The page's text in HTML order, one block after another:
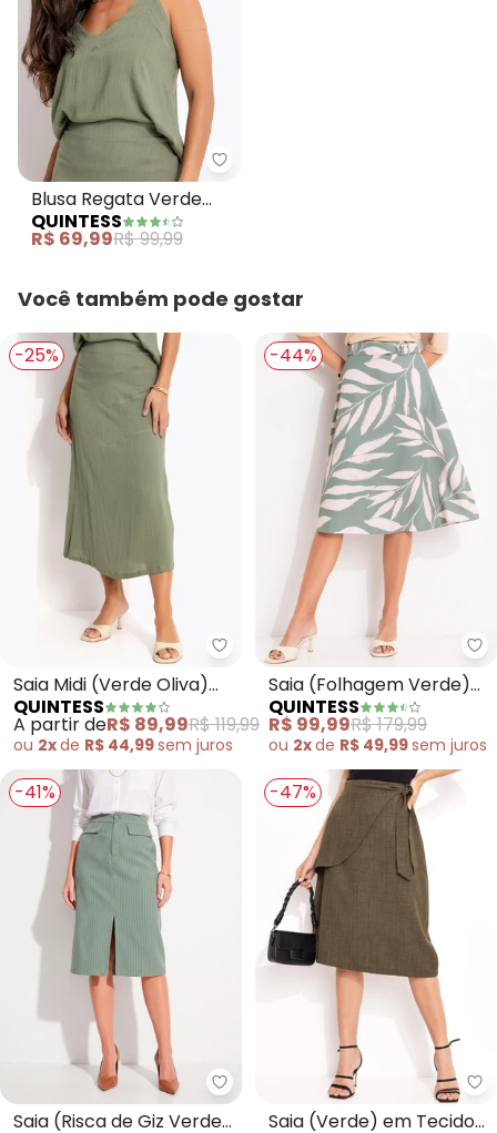
Quintess - Blusa Regata Verde
Blusa Regata Verde
Oliva em Viscose Plana
QUINTESS
R$ 69,99R$ 99,99
Você também pode gostar
-25%
Quintess - Saia Midi (Verde
Saia Midi (Verde Oliva)
em Viscose Plana
QUINTESS
A partir deR$ 89,99R$ 119,99
ou 2xde R$ 44,99sem juros
-44%
Saia (Folhagem Verde)
em Tecido Plano
Creponado
QUINTESS
R$ 99,99R$ 179,99
ou 2xde R$ 49,99sem juros
-41%
Quintess - Saia (Risca de Giz
Saia (Risca de Giz Verde)
-47%
Saia (Verde) em Tecido